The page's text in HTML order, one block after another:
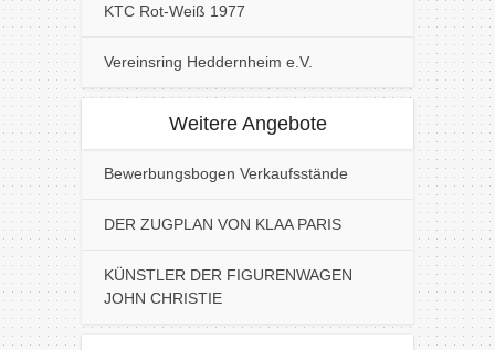
KTC Rot-Weiß 1977
Vereinsring Heddernheim e.V.
Weitere Angebote
Bewerbungsbogen Verkaufsstände
DER ZUGPLAN VON KLAA PARIS
KÜNSTLER DER FIGURENWAGEN
JOHN CHRISTIE